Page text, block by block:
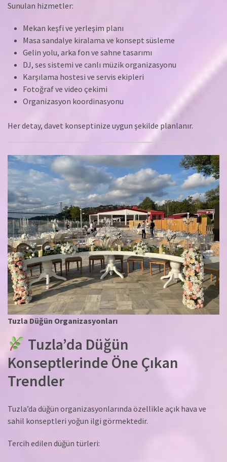
Sunulan hizmetler:
Mekan keşfi ve yerleşim planı
Masa sandalye kiralama ve konsept süsleme
Gelin yolu, arka fon ve sahne tasarımı
DJ, ses sistemi ve canlı müzik organizasyonu
Karşılama hostesi ve servis ekipleri
Fotoğraf ve video çekimi
Organizasyon koordinasyonu
Her detay, davet konseptinize uygun şekilde planlanır.
Tuzla Düğün Organizasyonları
Tuzla’da Düğün
Konseptlerinde Öne Çıkan
Trendler
Tuzla’da düğün organizasyonlarında özellikle açık hava ve
sahil konseptleri yoğun ilgi görmektedir.
Tercih edilen düğün türleri: